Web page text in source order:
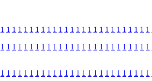
1 1 1 1 1 1 1 1 1 1 1 1 1 1 1 1 1 1 1 1 1 1 1 1 1 1
1 1 1 1 1 1 1 1 1 1 1 1 1 1 1 1 1 1 1 1 1 1 1 1 1 1
1 1 1 1 1 1 1 1 1 1 1 1 1 1 1 1 1 1 1 1 1 1 1 1 1 1